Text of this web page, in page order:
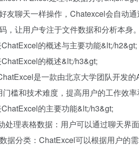
友聊天一样操作，Chatexcel会自动
，让用户专注于文件数据和分析本身
的概述与主要功能&lt;/h2&gt;
的概述&lt;/h3&gt;
是一款由北京大学团队开发
槛和技术难度，提高用户的工作效
的主要功能&lt;/h3&gt;
处理表格数据：用户可以通过聊天界
据分类：ChatExcel可以根据用户的